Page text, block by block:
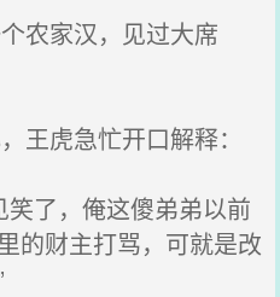
农家汉，见过大席
王虎急忙开口解释：
了，俺这傻弟弟以前
的财主打骂，可就是改